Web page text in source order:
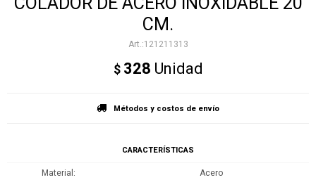
CM.
121211313
$ 328 Unidad
Métodos y costos de envío
CARACTERÍSTICAS
Material
Acero